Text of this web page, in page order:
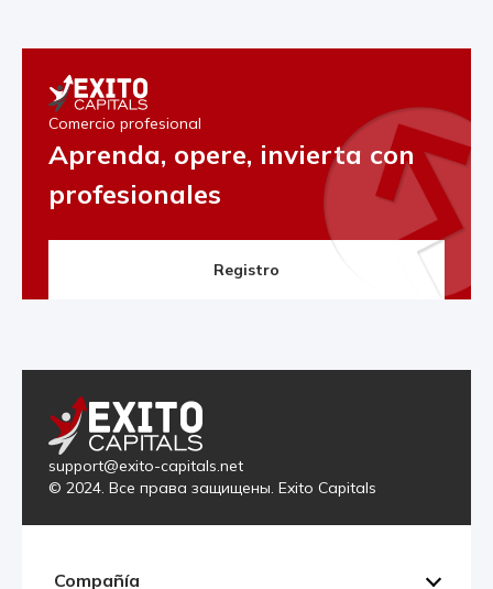
Comercio profesional
Aprenda, opere, invierta con
profesionales
Registro
support@exito-capitals.net
© 2024. Все права защищены. Exito Capitals
Compañía